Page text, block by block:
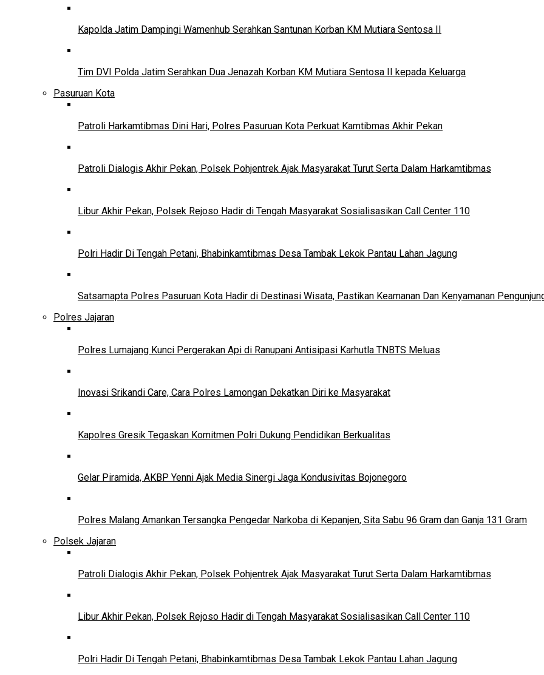
Kapolda Jatim Dampingi Wamenhub Serahkan Santunan Korban KM Mutiara Sentosa II
Tim DVI Polda Jatim Serahkan Dua Jenazah Korban KM Mutiara Sentosa II kepada Keluarga
Pasuruan Kota
Patroli Harkamtibmas Dini Hari, Polres Pasuruan Kota Perkuat Kamtibmas Akhir Pekan
Patroli Dialogis Akhir Pekan, Polsek Pohjentrek Ajak Masyarakat Turut Serta Dalam Harkamtibmas
Libur Akhir Pekan, Polsek Rejoso Hadir di Tengah Masyarakat Sosialisasikan Call Center 110
Polri Hadir Di Tengah Petani, Bhabinkamtibmas Desa Tambak Lekok Pantau Lahan Jagung
Satsamapta Polres Pasuruan Kota Hadir di Destinasi Wisata, Pastikan Keamanan Dan Kenyamanan
Polres Jajaran
Polres Lumajang Kunci Pergerakan Api di Ranupani Antisipasi Karhutla TNBTS Meluas
Inovasi Srikandi Care, Cara Polres Lamongan Dekatkan Diri ke Masyarakat
Kapolres Gresik Tegaskan Komitmen Polri Dukung Pendidikan Berkualitas
Gelar Piramida, AKBP Yenni Ajak Media Sinergi Jaga Kondusivitas Bojonegoro
Polres Malang Amankan Tersangka Pengedar Narkoba di Kepanjen, Sita Sabu 96 Gram dan Ganja 131 Gram
Polsek Jajaran
Patroli Dialogis Akhir Pekan, Polsek Pohjentrek Ajak Masyarakat Turut Serta Dalam Harkamtibmas
Libur Akhir Pekan, Polsek Rejoso Hadir di Tengah Masyarakat Sosialisasikan Call Center 110
Polri Hadir Di Tengah Petani, Bhabinkamtibmas Desa Tambak Lekok Pantau Lahan Jagung